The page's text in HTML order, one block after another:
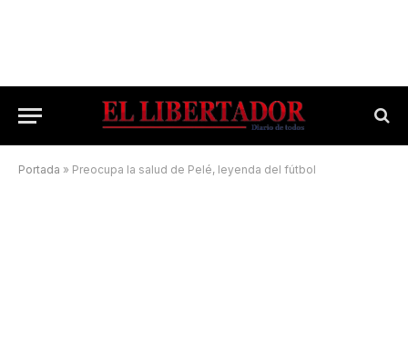
Portada » Preocupa la salud de Pelé, leyenda del fútbol